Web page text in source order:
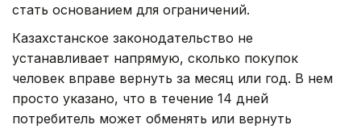
стать основанием для ограничений.
Казахстанское законодательство не
устанавливает напрямую, сколько покупок
человек вправе вернуть за месяц или год. В нем
просто указано, что в течение 14 дней
потребитель может обменять или вернуть